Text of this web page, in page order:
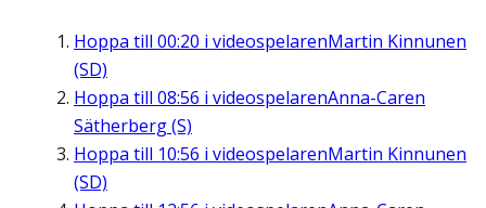
Hoppa till 00:20 i videospelarenMartin Kinnunen
(SD)
Hoppa till 08:56 i videospelarenAnna-Caren
Sätherberg (S)
Hoppa till 10:56 i videospelarenMartin Kinnunen
(SD)